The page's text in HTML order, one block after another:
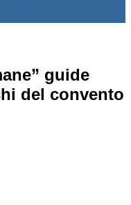
guide
del convento